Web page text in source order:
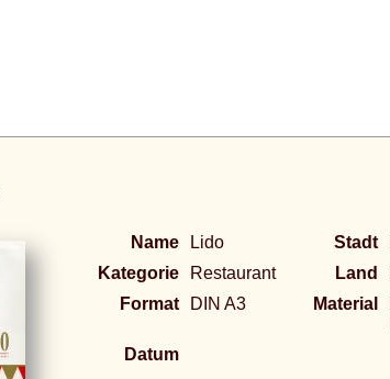
Name Lido Stadt
Kategorie
Restaurant Land
Format
DIN A3 Material
Datum